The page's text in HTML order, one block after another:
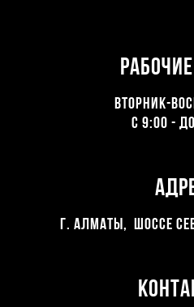
ВТОРНИК-
С 9:00 -
Г. Алматы, Шоссе